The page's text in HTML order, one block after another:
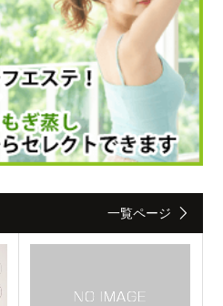
一覧ページ